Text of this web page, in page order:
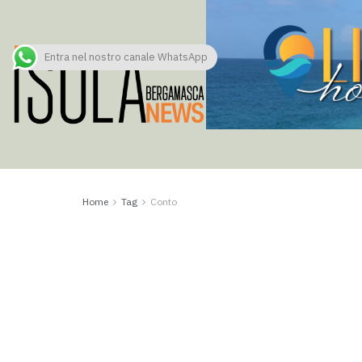
Home Tag Conto
Entra nel nostro canale WhatsApp